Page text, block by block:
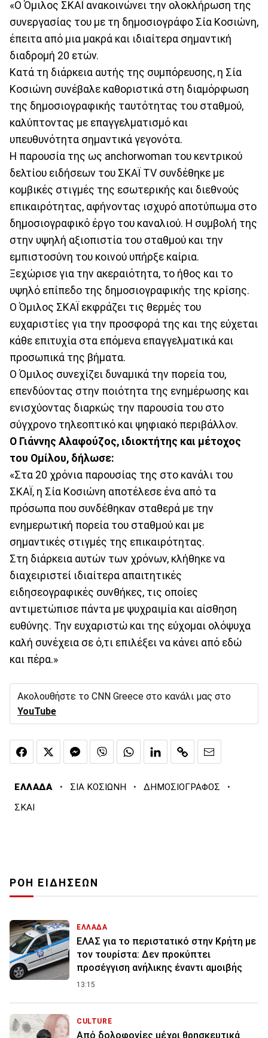
«Ο Όμιλος ΣΚΑΪ ανακοινώνει την ολοκλήρωση της
συνεργασίας του με τη δημοσιογράφο Σία Κοσιώνη,
έπειτα από μια μακρά και ιδιαίτερα σημαντική
διαδρομή 20 ετών.
Κατά τη διάρκεια αυτής της συμπόρευσης, η Σία
Κοσιώνη συνέβαλε καθοριστικά στη διαμόρφωση
της δημοσιογραφικής ταυτότητας του σταθμού,
καλύπτοντας με επαγγελματισμό και
υπευθυνότητα σημαντικά γεγονότα.
Η παρουσία της ως anchorwoman του κεντρικού
δελτίου ειδήσεων του ΣΚΑΪ TV συνδέθηκε με
κομβικές στιγμές της εσωτερικής και διεθνούς
επικαιρότητας, αφήνοντας ισχυρό αποτύπωμα στο
δημοσιογραφικό έργο του καναλιού. Η συμβολή της
στην υψηλή αξιοπιστία του σταθμού και την
εμπιστοσύνη του κοινού υπήρξε καίρια.
Ξεχώρισε για την ακεραιότητα, το ήθος και το
υψηλό επίπεδο της δημοσιογραφικής της κρίσης.
Ο Όμιλος ΣΚΑΪ εκφράζει τις θερμές του
ευχαριστίες για την προσφορά της και της εύχεται
κάθε επιτυχία στα επόμενα επαγγελματικά και
προσωπικά της βήματα.
Ο Όμιλος συνεχίζει δυναμικά την πορεία του,
επενδύοντας στην ποιότητα της ενημέρωσης και
ενισχύοντας διαρκώς την παρουσία του στο
σύγχρονο τηλεοπτικό και ψηφιακό περιβάλλον.
Ο Γιάννης Αλαφούζος, ιδιοκτήτης και μέτοχος
του Ομίλου, δήλωσε:
«Στα 20 χρόνια παρουσίας της στο κανάλι του
ΣΚΑΪ, η Σία Κοσιώνη αποτέλεσε ένα από τα
πρόσωπα που συνδέθηκαν σταθερά με την
ενημερωτική πορεία του σταθμού και με
σημαντικές στιγμές της επικαιρότητας.
Στη διάρκεια αυτών των χρόνων, κλήθηκε να
διαχειριστεί ιδιαίτερα απαιτητικές
ειδησεογραφικές συνθήκες, τις οποίες
αντιμετώπισε πάντα με ψυχραιμία και αίσθηση
ευθύνης. Την ευχαριστώ και της εύχομαι ολόψυχα
καλή συνέχεια σε ό,τι επιλέξει να κάνει από εδώ
και πέρα.»
Ακολουθήστε το CNN Greece στο κανάλι μας στο
YouTube
ΕΛΛΑΔΑ · ΣΙΑ ΚΟΣΙΩΝΗ · ΔΗΜΟΣΙΟΓΡΑΦΟΣ ·
ΣΚΑΙ
ΡΟΗ ΕΙΔΗΣΕΩΝ
ΕΛΛΑΔΑ
ΕΛΑΣ για το περιστατικό στην Κρήτη με
τον τουρίστα: Δεν προκύπτει
προσέγγιση ανήλικης έναντι αμοιβής
13:15
CULTURE
Από δολοφονίες μέχρι θρησκευτικά